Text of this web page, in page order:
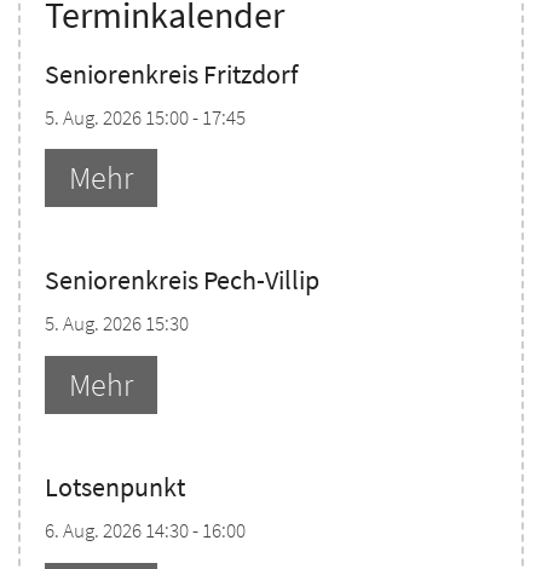
Terminkalender
Seniorenkreis Fritzdorf
5. Aug. 2026 15:00 - 17:45
Mehr
Seniorenkreis Pech-Villip
5. Aug. 2026 15:30
Mehr
Lotsenpunkt
6. Aug. 2026 14:30 - 16:00